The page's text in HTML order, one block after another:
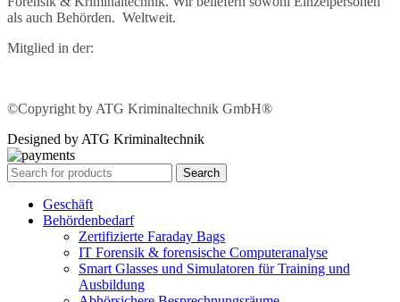
als auch Behörden. Weltweit.
Mitglied in der:
©Copyright by ATG Kriminaltechnik GmbH®
Designed by ATG Kriminaltechnik
Search
Geschäft
Behördenbedarf
Zertifizierte Faraday Bags
IT Forensik & forensische Computeranalyse
Smart Glasses und Simulatoren für Training und
Ausbildung